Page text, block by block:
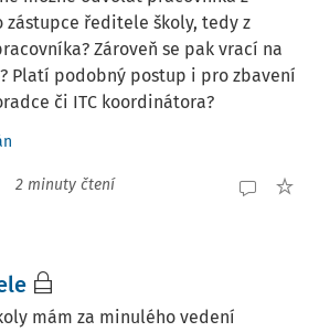
ředitele školy, tedy z
Zároveň se pak vrací na
Platí podobný postup i pro zbavení
či ITC koordinátora?
2 minuty čtení
mám za minulého vedení